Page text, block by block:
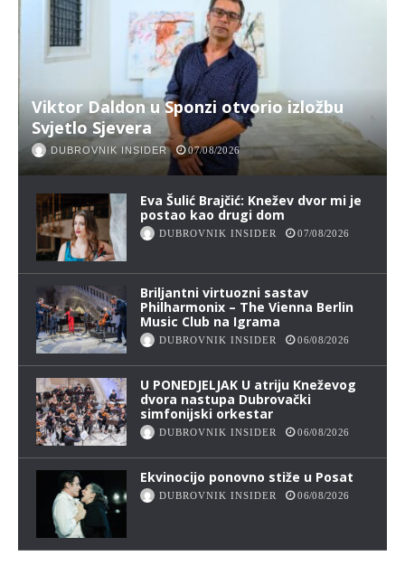
Viktor Daldon u Sponzi otvorio izložbu
Svjetlo Sjevera
DUBROVNIK INSIDER 07/08/2026
Eva Šulić Brajčić: Knežev dvor mi je
postao kao drugi dom
DUBROVNIK INSIDER 07/08/2026
Briljantni virtuozni sastav
Philharmonix – The Vienna Berlin
Music Club na Igrama
DUBROVNIK INSIDER 06/08/2026
U PONEDJELJAK U atriju Kneževog
dvora nastupa Dubrovački
simfonijski orkestar
DUBROVNIK INSIDER 06/08/2026
Ekvinocijo ponovno stiže u Posat
DUBROVNIK INSIDER 06/08/2026